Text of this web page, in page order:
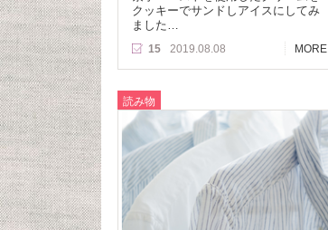
クッキーでサンドしアイスにしてみ
ました…
15 2019.08.08 MORE
読み物